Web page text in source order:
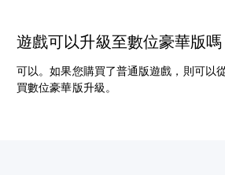
遊戲可以升級至數位豪華版
可以。如果您購買了普通版遊戲，則可以
買數位豪華版升級。